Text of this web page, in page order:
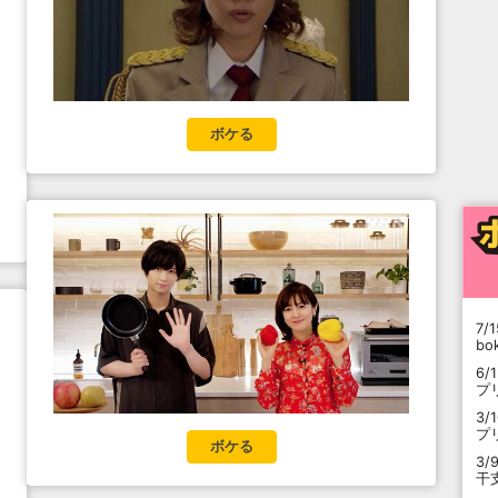
ボケる
ボケる
7/
6/
プ
3/
プ
3/9
干